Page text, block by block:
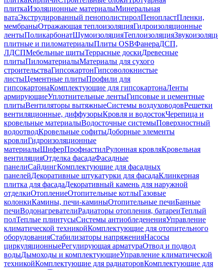
плиткаИзоляционные материалыМинеральная
ватаЭкструдированный пенополистиролПенопластПленки,
мембраныОтражающая теплоизоляцияГидроизоляционные
лентыПоликарбонатШумоизоляцияТеплоизоляция
плитные и пиломатериалыПлиты OSBФанераДСП,
ЛДСПМебельные щитыТеррасные доскиДревесные
плитыПиломатериалыМатериалы для сухого
строительстваГипсокартонГипсоволокнистые
листыЦементные плитыПрофили для
гипсокартонаКомплектующие для гипсокартонаЛенты
армирующиеУплотнительные лентыГипсовые и цементные
плитыВентиляторы вытяжныеСистемы воздуховодовРешетки
вентиляционные, диффузорыКровля и водостокЧерепица и
кровельные материалыВодосточные системыПоверхностный
водоотводКровельные софитыДоборные элементы
кровлиГидроизоляционные
материалыШиферПрофнастилРулонная кровляКровельная
вентиляцияОтделка фасадаФасадные
панелиСайдингКомплектующие для фасадных
панелейДекоративные штукатурки для фасадаКлинкерная
плитка для фасадаДекоративный камень для наружной
отделкиОтоплениеОтопительные котлыГазовые
колонкиКамины, печи-каминыОтопительные печиБанные
печиВодонагревателиРадиаторы отопления, батареиТеплый
полТеплые плинтусыСистемы антиобледененияУправление
климатической техникойКомплектующие для отопительного
оборудованияСтабилизаторы напряженияНасосы
циркуляционныеРегулирующая арматураОтвод и подвод
водыДымоходы и комплектующиеУправление климатической
техникойКомплектующие для радиаторовКомплектующие для